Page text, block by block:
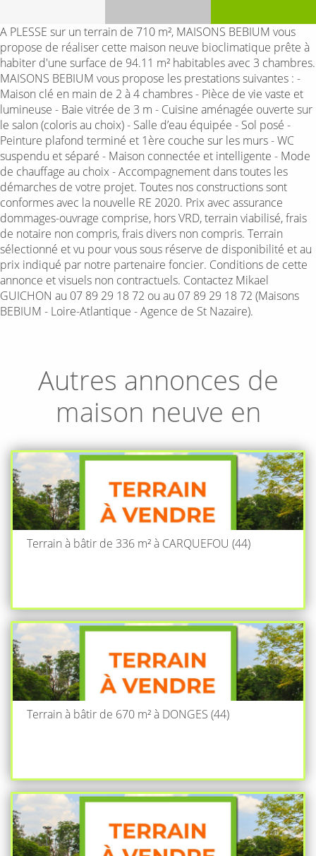
A PLESSE sur un terrain de 710 m², MAISONS BEBIUM vous
propose de réaliser cette maison neuve bioclimatique prête à
habiter d'une surface de 94.11 m² habitables avec 3 chambres.
MAISONS BEBIUM vous propose les prestations suivantes : -
Maison clé en main de 2 à 4 chambres - Pièce de vie vaste et
lumineuse - Baie vitrée de 3 m - Cuisine aménagée ouverte sur
le salon (coloris au choix) - Salle d’eau équipée - Sol posé -
Peinture plafond terminé et 1ère couche sur les murs - WC
suspendu et séparé - Maison connectée et intelligente - Mode
de chauffage au choix - Accompagnement dans toutes les
démarches de votre projet. Toutes nos constructions sont
conformes avec la nouvelle RE 2020. Prix avec assurance
dommages-ouvrage comprise, hors VRD, terrain viabilisé, frais
de notaire non compris, frais divers non compris. Terrain
sélectionné et vu pour vous sous réserve de disponibilité et au
prix indiqué par notre partenaire foncier. Conditions de cette
annonce et visuels non contractuels. Contactez Mikael
GUICHON au 07 89 29 18 72 ou au 07 89 29 18 72 (Maisons
BEBIUM - Loire-Atlantique - Agence de St Nazaire).
Autres annonces de
maison neuve en
Terrain à bâtir de 336 m² à CARQUEFOU (44)
Terrain à bâtir de 670 m² à DONGES (44)